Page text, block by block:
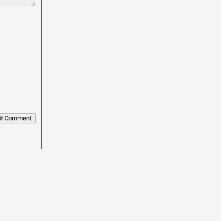
Comment